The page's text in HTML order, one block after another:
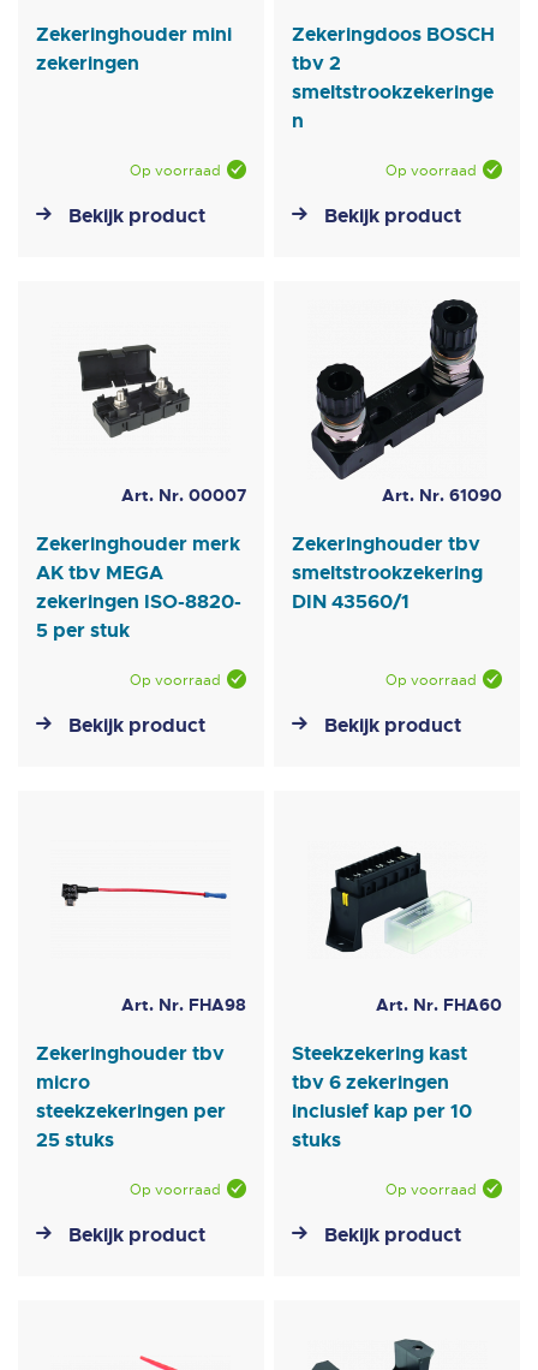
Zekeringhouder mini
zekeringen
Op voorraad
Bekijk product
Zekeringdoos BOSCH
tbv 2
smeltstrookzekeringe
n
Op voorraad
Bekijk product
Art. Nr. 00007
Zekeringhouder merk
AK tbv MEGA
zekeringen ISO-8820-
5 per stuk
Op voorraad
Bekijk product
Art. Nr. 61090
Zekeringhouder tbv
smeltstrookzekering
DIN 43560/1
Op voorraad
Bekijk product
Art. Nr. FHA98
Zekeringhouder tbv
micro
steekzekeringen per
25 stuks
Op voorraad
Bekijk product
Art. Nr. FHA60
Steekzekering kast
tbv 6 zekeringen
inclusief kap per 10
stuks
Op voorraad
Bekijk product